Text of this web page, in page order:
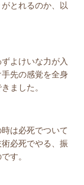
とれるのか、以
よけいな力が入
先の感覚を全身
ました。
は必死でついて
必死でやる、振
す。